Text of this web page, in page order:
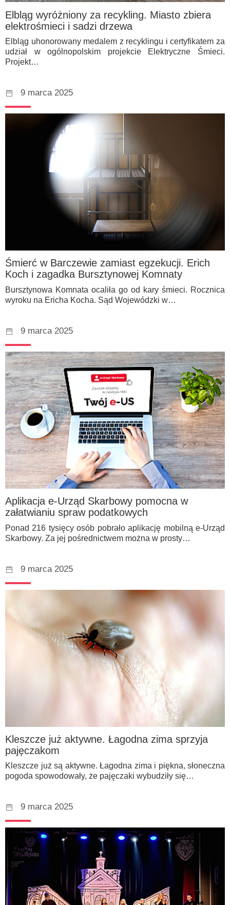
Elbląg wyróżniony za recykling. Miasto zbiera
elektrośmieci i sadzi drzewa
Elbląg uhonorowany medalem z recyklingu i certyfikatem za
udział w ogólnopolskim projekcie Elektryczne Śmieci.
Projekt…
9 marca 2025
Śmierć w Barczewie zamiast egzekucji. Erich
Koch i zagadka Bursztynowej Komnaty
Bursztynowa Komnata ocaliła go od kary śmieci. Rocznica
wyroku na Ericha Kocha. Sąd Wojewódzki w…
9 marca 2025
Aplikacja e-Urząd Skarbowy pomocna w
załatwianiu spraw podatkowych
Ponad 216 tysięcy osób pobrało aplikację mobilną e-Urząd
Skarbowy. Za jej pośrednictwem można w prosty…
9 marca 2025
Kleszcze już aktywne. Łagodna zima sprzyja
pajęczakom
Kleszcze już są aktywne. Łagodna zima i piękna, słoneczna
pogoda spowodowały, że pajęczaki wybudziły się…
9 marca 2025